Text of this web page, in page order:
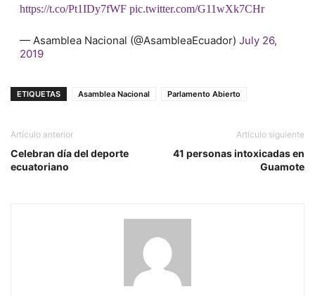
https://t.co/Pt1IDy7fWF pic.twitter.com/G11wXk7CHr
— Asamblea Nacional (@AsambleaEcuador) July 26,
2019
ETIQUETAS Asamblea Nacional Parlamento Abierto
Artículo anterior
Celebran día del deporte
ecuatoriano
Artículo siguiente
41 personas intoxicadas en
Guamote